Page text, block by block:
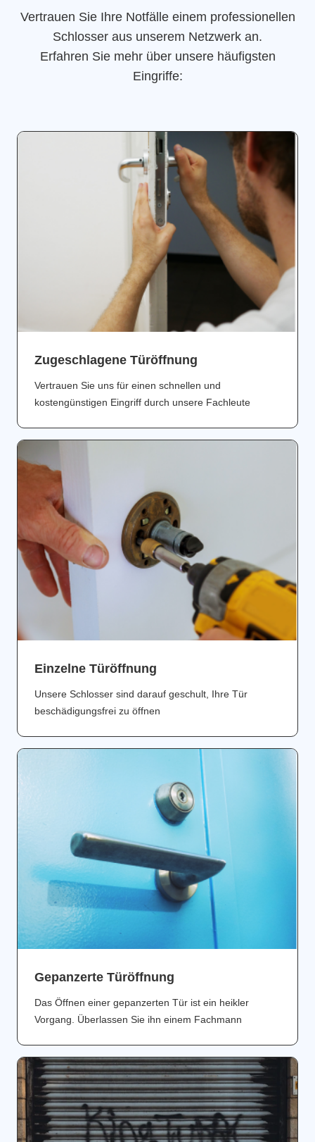
Vertrauen Sie Ihre Notfälle einem professionellen
Schlosser aus unserem Netzwerk an.
Erfahren Sie mehr über unsere häufigsten
Eingriffe:
Zugeschlagene Türöffnung
Vertrauen Sie uns für einen schnellen und
kostengünstigen Eingriff durch unsere Fachleute
Einzelne Türöffnung
Unsere Schlosser sind darauf geschult, Ihre Tür
beschädigungsfrei zu öffnen
Gepanzerte Türöffnung
Das Öffnen einer gepanzerten Tür ist ein heikler
Vorgang. Überlassen Sie ihn einem Fachmann